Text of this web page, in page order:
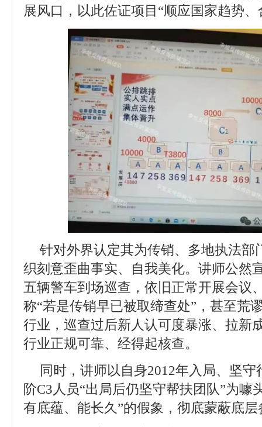
展风口，以此佐证项目“顺应国家趋势、
针对外界认定其为传销、多地执法部
织刻意歪曲事实、自我美化。讲师公然
五辆警车到场巡查，依旧正常开展会议
称“若是传销早已被取缔查处”，甚至荒
行业，巡查过后新人认可度暴涨、拉新
行业正规可靠、经得起核查。
同时，讲师以自身2012年入局、坚
阶C3人员“出局后仍坚守帮扶团队”为噱
有底蕴、能长久”的假象，彻底蒙蔽底